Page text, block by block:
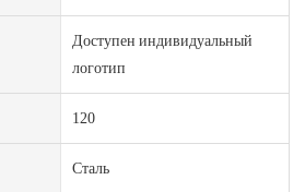
Доступен индивидуальный
логотип
120
Сталь